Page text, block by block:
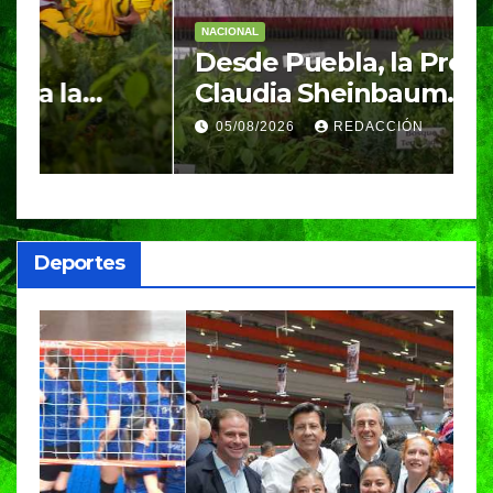
NACIONAL
Desde Puebla, la Presidenta
Claudia Sheinbaum
arrancará la Jornada
Nacional de Reforestación
05/08/2026 REDACCIÓN
Deportes